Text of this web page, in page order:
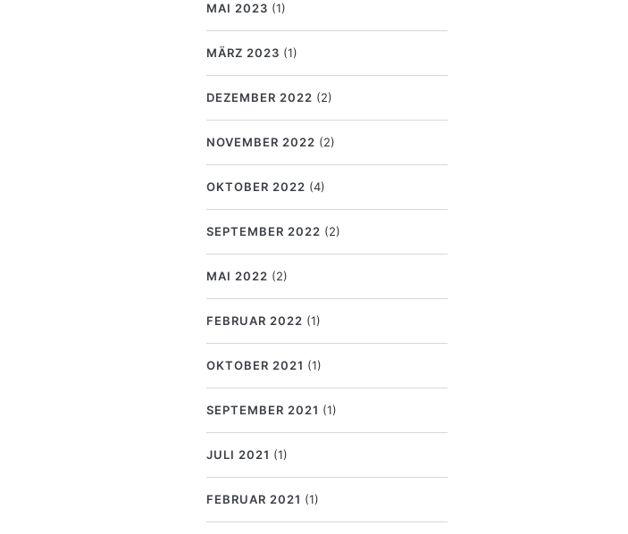
MAI 2023 (1)
MÄRZ 2023 (1)
DEZEMBER 2022 (2)
NOVEMBER 2022 (2)
OKTOBER 2022 (4)
SEPTEMBER 2022 (2)
MAI 2022 (2)
FEBRUAR 2022 (1)
OKTOBER 2021 (1)
SEPTEMBER 2021 (1)
JULI 2021 (1)
FEBRUAR 2021 (1)